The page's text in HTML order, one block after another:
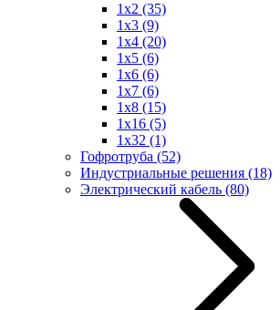
1x2 (35)
1x3 (9)
1x4 (20)
1x5 (6)
1x6 (6)
1x7 (6)
1x8 (15)
1x16 (5)
1x32 (1)
Гофротруба (52)
Индустриальные решения (18)
Электрический кабель (80)